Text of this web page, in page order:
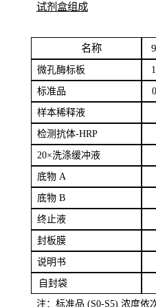
试剂盒组成
名称
微孔酶标板
标准品 0
样本稀释液
检测抗体-HRP
20×洗涤缓冲液
底物A
底物B
终止液
封板膜
说明书
自封袋
注：标准品 (S0-S5) 浓度依